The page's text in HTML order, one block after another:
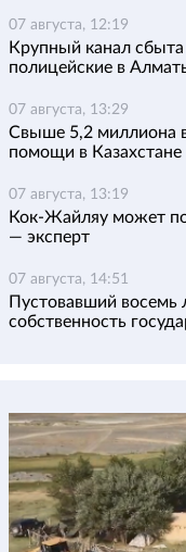
07 августа, 12:19
Крупный канал сбыта
полицейские в
07 августа, 13:29
Свыше 5,2 миллиона
помощи в Казахстане
07 августа, 13:19
Кок-Жайляу может
— эксперт
07 августа, 14:51
Пустовавший восемь
собственность